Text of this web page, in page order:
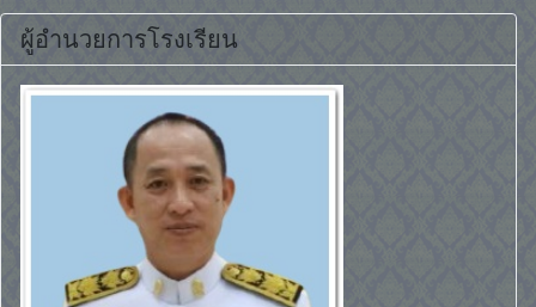
ผู้อำนวยการโรงเรียน